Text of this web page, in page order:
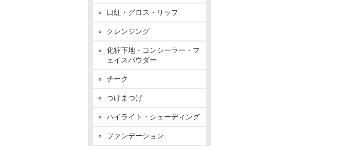
口紅・グロス・リップ
クレンジング
化粧下地・コンシーラー・フ
ェイスパウダー
チーク
つけまつげ
ハイライト・シェーディング
ファンデーション